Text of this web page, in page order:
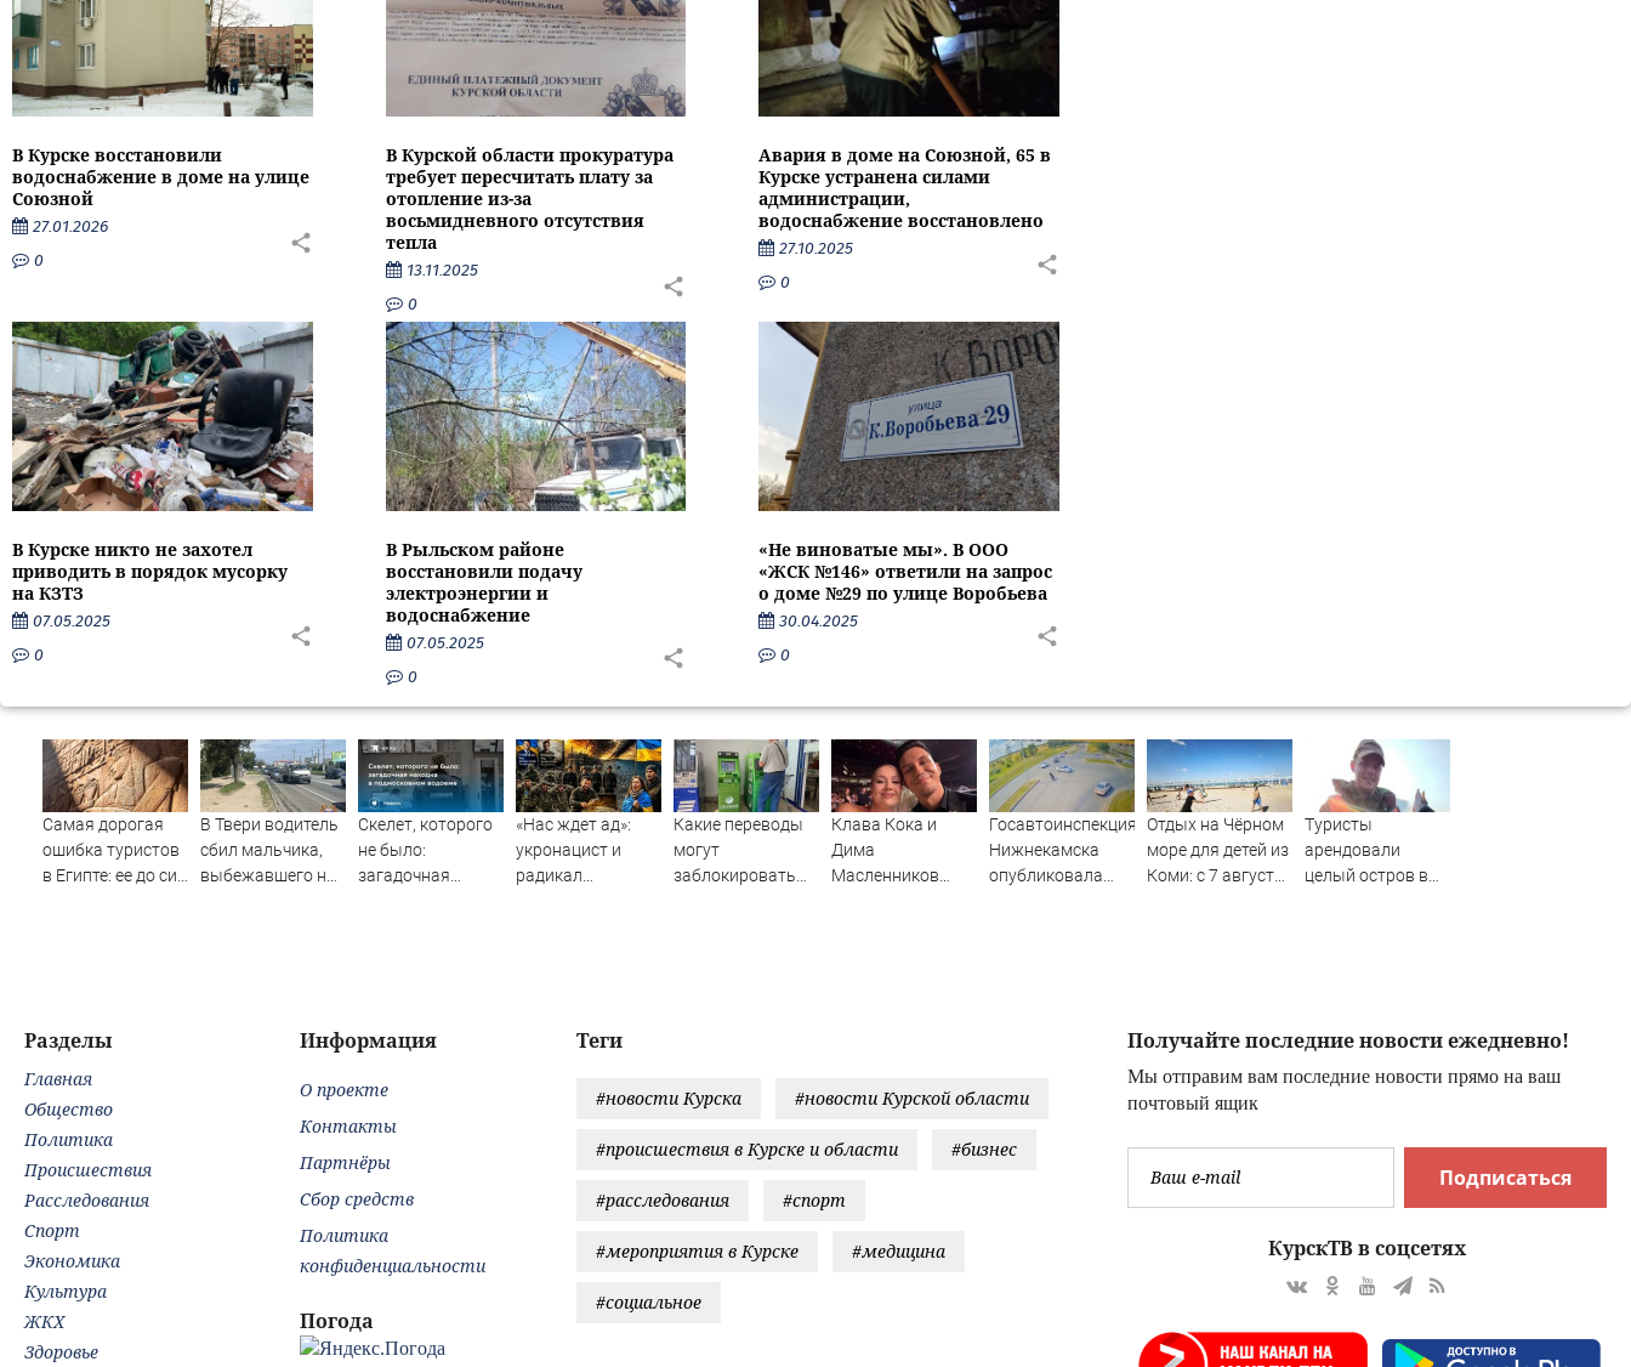
В Курске восстановили
водоснабжение в доме на улице
Союзной
27.01.2026
0
В Курской области прокуратура
требует пересчитать плату за
отопление из-за
восьмидневного отсутствия
тепла
13.11.2025
0
Авария в доме на Союзной, 65 в
Курске устранена силами
администрации,
водоснабжение восстановлено
27.10.2025
0
В Курске никто не захотел
приводить в порядок мусорку
на КЗТЗ
07.05.2025
0
В Рыльском районе
восстановили подачу
электроэнергии и
водоснабжение
07.05.2025
0
«Не виноватые мы». В ООО
«ЖСК №146» ответили на запрос
о доме №29 по улице Воробьева
30.04.2025
0
Самая дорогая
ошибка туристов
в Египте: ее до сих
В Твери водитель
сбил мальчика,
выбежавшего на
Тверские новости.
Скелет, которого
не было:
загадочная
«Нас ждет ад»:
укронацист и
радикал
Какие переводы
могут
заблокировать
Клава Кока и
Дима
Масленников
Госавтоинспекция
Нижнекамска
опубликовала
Отдых на Чёрном
море для детей из
Коми: с 7 августа
Туристы
арендовали
целый остров в
Получайте последние новости ежедневно!
Мы отправим вам последние новости прямо на ваш
почтовый ящик
Подписаться
КурскТВ в соцсетях
Теги
#новости Курска #новости Курской области
#происшествия в Курске и области #бизнес
#расследования #спорт
#мероприятия в Курске #медицина
#социальное
Разделы
Главная
Общество
Политика
Происшествия
Расследования
Спорт
Экономика
Культура
ЖКХ
Здоровье
Информация
О проекте
Контакты
Партнёры
Сбор средств
Политика
конфиденциальности
Погода